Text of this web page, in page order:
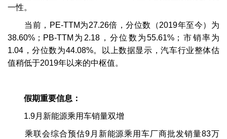
一性。
当前，PE-TTM为27.26倍，分位数（2019年至今）为
38.60%；PB-TTM为2.18，分位数为55.61%；市销率为
1.04，分位数为44.08%。以上数据显示，汽车行业整体估
值稍低于2019年以来的中枢值。
假期重要信息：
1.9月新能源乘用车销量双增
乘联会综合预估9月新能源乘用车厂商批发销量83万